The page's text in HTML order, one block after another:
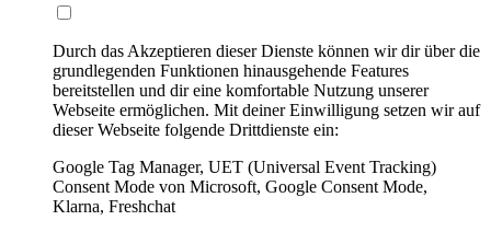
Durch das Akzeptieren dieser Dienste können wir dir über die
grundlegenden Funktionen hinausgehende Features
bereitstellen und dir eine komfortable Nutzung unserer
Webseite ermöglichen. Mit deiner Einwilligung setzen wir auf
dieser Webseite folgende Drittdienste ein:
Google Tag Manager, UET (Universal Event Tracking)
Consent Mode von Microsoft, Google Consent Mode,
Klarna, Freshchat